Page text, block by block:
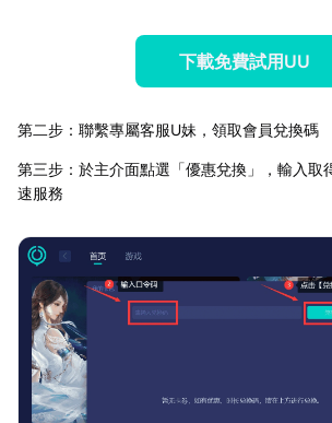
下載免費試用UU
第二步：聯繫專屬客服U妹，領取會員兌換碼
第三步：於主介面點選「優惠兌換」，輸入取
速服務